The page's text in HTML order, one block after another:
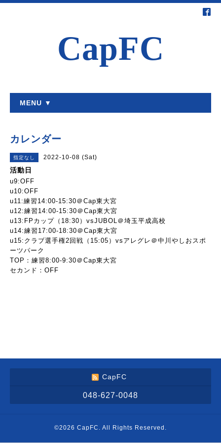
CapFC
MENU ▼
カレンダー
指定なし 2022-10-08 (Sat)
活動日
u9:OFF
u10:OFF
u11:練習14:00-15:30＠Cap東大宮
u12:練習14:00-15:30＠Cap東大宮
u13:FPカップ（18:30）vsJUBOL＠埼玉平成高校
u14:練習17:00-18:30＠Cap東大宮
u15:クラブ選手権2回戦（15:05）vsアレグレ＠中川やしおスポ
ーツパーク
TOP：練習8:00-9:30＠Cap東大宮
セカンド：OFF
CapFC
048-627-0048
©2026 CapFC . All Rights Reserved.